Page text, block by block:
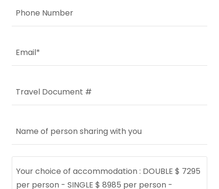
Phone Number
Email*
Travel Document #
Name of person sharing with you